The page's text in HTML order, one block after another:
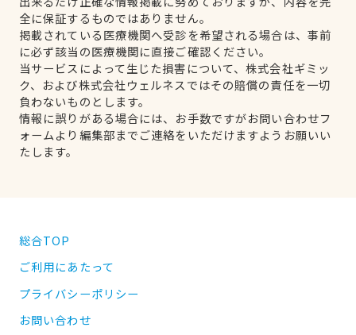
全に保証するものではありません。
掲載されている医療機関へ受診を希望される場合は、事前
に必ず該当の医療機関に直接ご確認ください。
当サービスによって生じた損害について、株式会社ギミッ
ク、および株式会社ウェルネスではその賠償の責任を一切
負わないものとします。
情報に誤りがある場合には、お手数ですがお問い合わせフ
ォームより編集部までご連絡をいただけますようお願いい
たします。
総合TOP
ご利用にあたって
プライバシーポリシー
お問い合わせ